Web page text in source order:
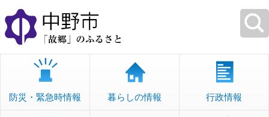
本
文
へ
移
防災・緊急時情報 暮らしの情報 行政情報